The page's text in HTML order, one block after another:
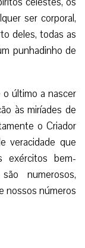
ser corporal,
deles, todas as
punhadinho de
último a nascer
às miríades de
o Criador
veracidade que
exércitos bem-
numerosos,
nossos números